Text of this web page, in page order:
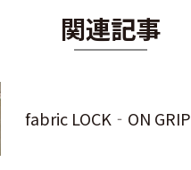
関連記事
fabric LOCK‐ON GRIP